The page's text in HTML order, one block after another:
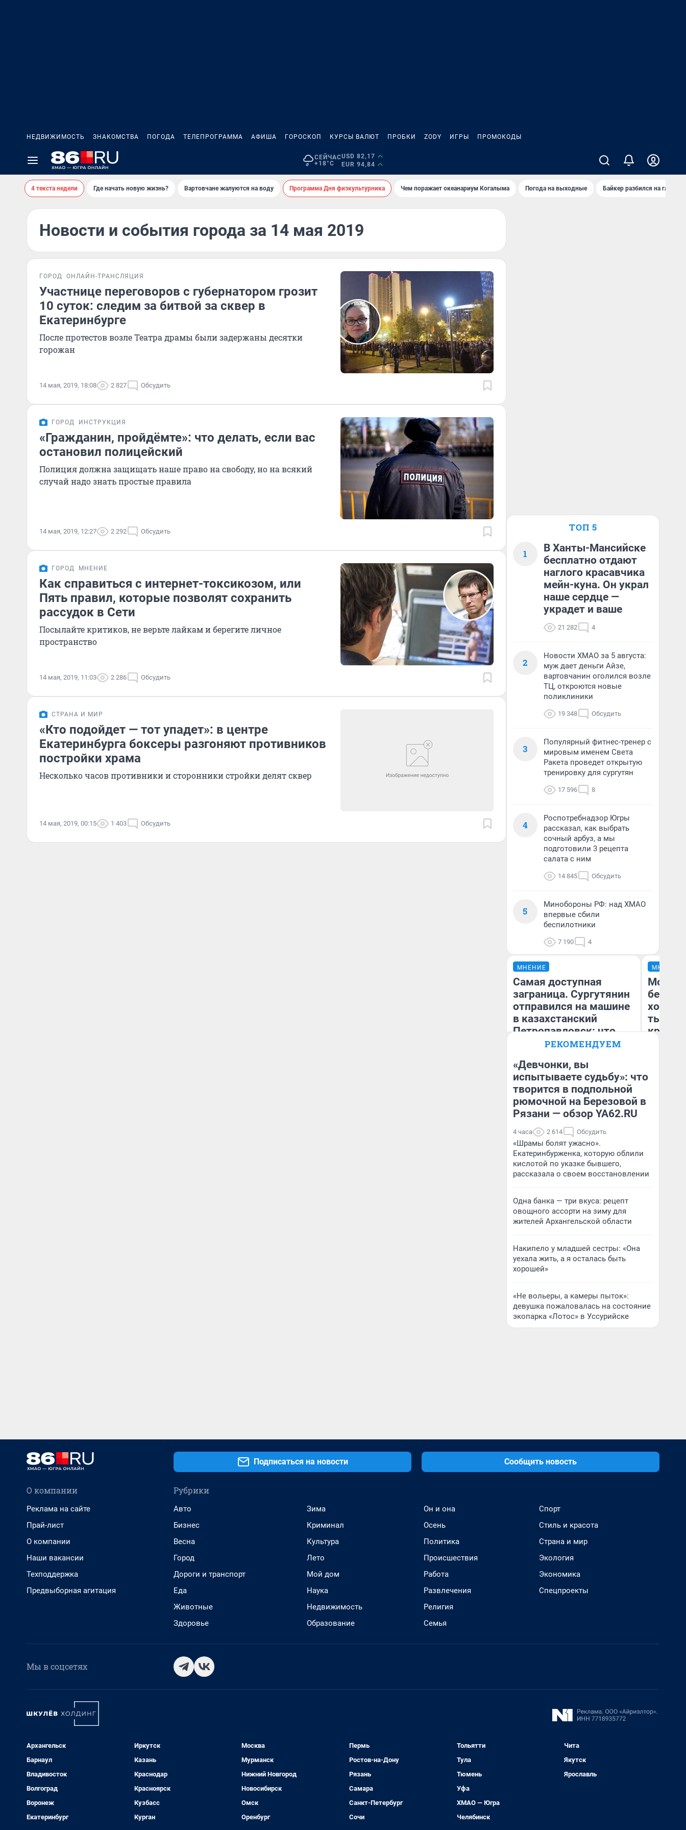
НЕДВИЖИМОСТЬ ЗНАКОМСТВА ПОГОДА ТЕЛЕПРОГРАММА АФИША ГОРОСКОП КУРСЫ ВАЛЮТ ПРОБКИ ZODY ИГРЫ ПРОМОКОДЫ
СЕЙЧАС
+18°C
USD 82,17
EUR 94,84
4 текста недели Где начать новую жизнь? Вартовчане жалуются на воду Программа Дня физкультурника Чем поражает океанариум Когалыма Погода на выходные Байкер разбился на глазах
Новости и события города за 14 мая 2019
ГОРОД ОНЛАЙН-ТРАНСЛЯЦИЯ
Участнице переговоров с губернатором грозит
10 суток: следим за битвой за сквер в
Екатеринбурге
После протестов возле Театра драмы были задержаны десятки
горожан
14 мая, 2019, 18:08 2 827 Обсудить
ГОРОД ИНСТРУКЦИЯ
«Гражданин, пройдёмте»: что делать, если вас
остановил полицейский
Полиция должна защищать наше право на свободу, но на всякий
случай надо знать простые правила
14 мая, 2019, 12:27 2 292 Обсудить
ГОРОД МНЕНИЕ
Как справиться с интернет-токсикозом, или
Пять правил, которые позволят сохранить
рассудок в Сети
Посылайте критиков, не верьте лайкам и берегите личное
пространство
14 мая, 2019, 11:03 2 286 Обсудить
СТРАНА И МИР
«Кто подойдет — тот упадет»: в центре
Екатеринбурга боксеры разгоняют противников
постройки храма
Несколько часов противники и сторонники стройки делят сквер
14 мая, 2019, 00:15 1 403 Обсудить
ТОП 5
1
В Ханты-Мансийске
бесплатно отдают
наглого красавчика
мейн-куна. Он украл
наше сердце —
украдет и ваше
21 282 4
2
Новости ХМАО за 5 августа:
муж дает деньги Айзе,
вартовчанин оголился возле
ТЦ, откроются новые
поликлиники
19 348 Обсудить
3
Популярный фитнес-тренер с
мировым именем Света
Ракета проведет открытую
тренировку для сургутян
17 596 8
4
Роспотребнадзор Югры
рассказал, как выбрать
сочный арбуз, а мы
подготовили 3 рецепта
салата с ним
14 845 Обсудить
5
Минобороны РФ: над ХМАО
впервые сбили
беспилотники
7 190 4
МНЕНИЕ
Самая доступная
заграница. Сургутянин
отправился на машине
в казахстанский
Петропавловск: что
там посмотреть
Анатолий Кузнецов
МНЕНИЕ
Мой
хотела
тысяч,
РЕКОМЕНДУЕМ
«Девчонки, вы
испытываете судьбу»: что
творится в подпольной
рюмочной на Березовой в
Рязани — обзор YA62.RU
4 часа 2 614 Обсудить
«Шрамы болят ужасно».
Екатеринбурженка, которую облили
кислотой по указке бывшего,
рассказала о своем восстановлении
Одна банка — три вкуса: рецепт
овощного ассорти на зиму для
жителей Архангельской области
Накипело у младшей сестры: «Она
уехала жить, а я осталась быть
хорошей»
«Не вольеры, а камеры пыток»:
девушка пожаловалась на состояние
экопарка «Лотос» в Уссурийске
Подписаться на новости Сообщить новость
О компании
Реклама на сайте
Прай-лист
О компании
Наши вакансии
Техподдержка
Предвыборная агитация
Рубрики
Авто
Бизнес
Весна
Город
Дороги и транспорт
Еда
Животные
Здоровье
Зима
Криминал
Культура
Лето
Мой дом
Наука
Недвижимость
Образование
Он и она
Осень
Политика
Происшествия
Работа
Развлечения
Религия
Семья
Спорт
Стиль и красота
Страна и мир
Экология
Экономика
Спецпроекты
Мы в соцсетях
Архангельск
Барнаул
Владивосток
Волгоград
Воронеж
Екатеринбург
Иркутск
Казань
Краснодар
Красноярск
Кузбасс
Курган
Москва
Мурманск
Нижний Новгород
Новосибирск
Омск
Оренбург
Пермь
Ростов-на-Дону
Рязань
Самара
Санкт-Петербург
Сочи
Тольятти
Тула
Тюмень
Уфа
ХМАО — Югра
Челябинск
Чита
Якутск
Ярославль